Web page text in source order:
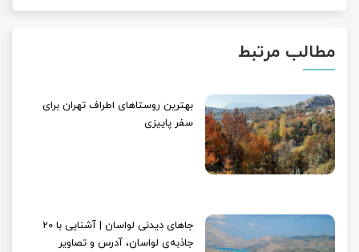
مطالب مرتبط
بهترین روستاهای اطراف تهران برای
سفر پاییزی
جاهای دیدنی لواسان | آشنایی با 20
جاذبه‌ی لواسان، آدرس و تصاویر